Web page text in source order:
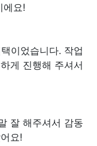
에요!
이었습니다. 작업
게 진행해 주셔서
잘 해주셔서 감동
요!